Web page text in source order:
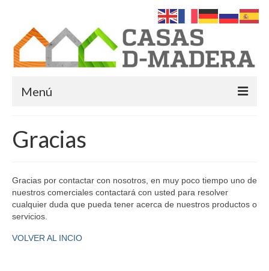
Menú
Quiénes Somos
Casas de Madera
Gracias
Gracias por contactar con nosotros, en muy poco tiempo uno de
nuestros comerciales contactará con usted para resolver
cualquier duda que pueda tener acerca de nuestros productos o
servicios.
VOLVER AL INCIO